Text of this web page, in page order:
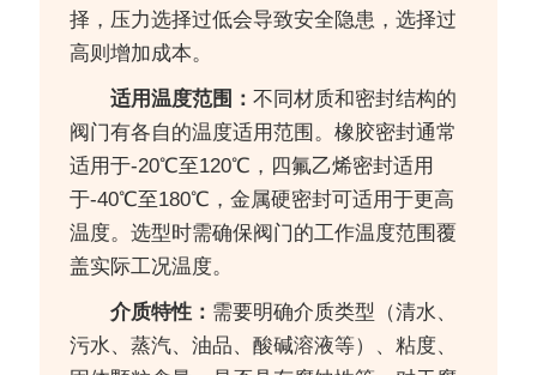
择，压力选择过低会导致安全隐患，选择过
高则增加成本。
适用温度范围：不同材质和密封结构的
阀门有各自的温度适用范围。橡胶密封通常
适用于-20℃至120℃，四氟乙烯密封适用
于-40℃至180℃，金属硬密封可适用于更高
温度。选型时需确保阀门的工作温度范围覆
盖实际工况温度。
介质特性： 需要明确介质类型（清水、
污水、蒸汽、油品、酸碱溶液等）、粘度、